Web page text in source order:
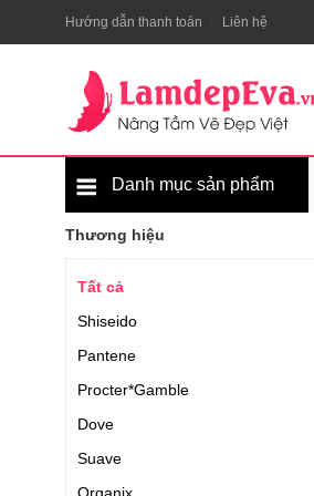
Hướng dẫn thanh toán Liên hệ
Danh mục sản phẩm
Thương hiệu
Tất cả
Shiseido
Pantene
Procter*Gamble
Dove
Suave